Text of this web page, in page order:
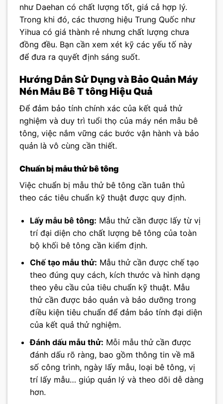
như Daehan có chất lượng tốt, giá cả hợp lý.
Trong khi đó, các thương hiệu Trung Quốc như
Yihua có giá thành rẻ nhưng chất lượng chưa
đồng đều. Bạn cần xem xét kỹ các yếu tố này
để đưa ra quyết định sáng suốt.
Hướng Dẫn Sử Dụng và Bảo Quản Máy
Nén Mẫu Bê T tông Hiệu Quả
Để đảm bảo tính chính xác của kết quả thử
nghiệm và duy trì tuổi thọ của máy nén mẫu bê
tông, việc nắm vững các bước vận hành và bảo
quản là vô cùng cần thiết.
Chuẩn bị mẫu thử bê tông
Việc chuẩn bị mẫu thử bê tông cần tuân thủ
theo các tiêu chuẩn kỹ thuật được quy định.
Lấy mẫu bê tông: Mẫu thử cần được lấy từ vị
trí đại diện cho chất lượng bê tông của toàn
bộ khối bê tông cần kiểm định.
Chế tạo mẫu thử: Mẫu thử cần được chế tạo
theo đúng quy cách, kích thước và hình dạng
theo yêu cầu của tiêu chuẩn kỹ thuật. Mẫu
thử cần được bảo quản và bảo dưỡng trong
điều kiện tiêu chuẩn để đảm bảo tính đại diện
của kết quả thử nghiệm.
Đánh dấu mẫu thử: Mỗi mẫu thử cần được
đánh dấu rõ ràng, bao gồm thông tin về mã
số công trình, ngày lấy mẫu, loại bê tông, vị
trí lấy mẫu… giúp quản lý và theo dõi dễ dàng
hơn.